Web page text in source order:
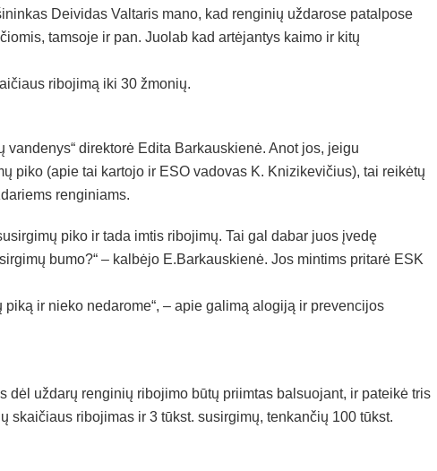
Deividas Valtaris mano, kad renginių uždarose patalpose
tamsoje ir pan. Juolab kad artėjantys kaimo ir kitų
ribojimą iki 30 žmonių.
vandenys“ direktorė Edita Barkauskienė. Anot jos, jeigu
piko (apie tai kartojo ir ESO vadovas K. Knizikevičius), tai reikėtų
renginiams.
piko ir tada imtis ribojimų. Tai gal dabar juos įvedę
bumo?“ – kalbėjo E.Barkauskienė. Jos mintims pritarė ESK
ir nieko nedarome“, – apie galimą alogiją ir prevencijos
dėl uždarų renginių ribojimo būtų priimtas balsuojant, ir pateikė tris
skaičiaus ribojimas ir 3 tūkst. susirgimų, tenkančių 100 tūkst.